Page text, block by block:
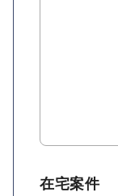
在宅案件